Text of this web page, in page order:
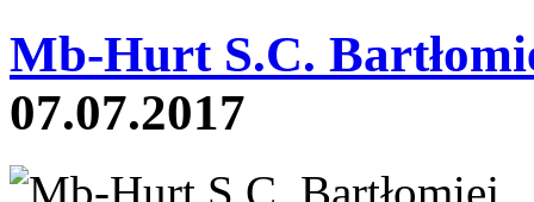
Mb-Hurt S.C.
07.07.2017